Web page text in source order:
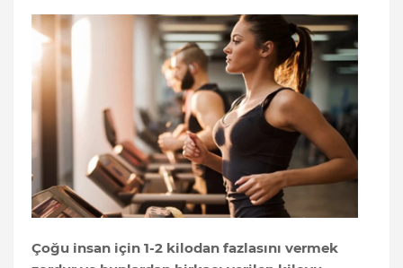
Çoğu insan için 1-2 kilodan fazlasını vermek